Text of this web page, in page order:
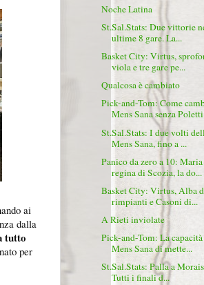
ai
dalla
tutto
per
Noche Latina
St.Sal.Stats: Due vittorie
ultime 8 gare. La...
Basket City: Virtus,
viola e tre gare pe...
Qualcosa è cambiato
Pick-and-Tom: Come
Mens Sana senza
St.Sal.Stats: I due volti
Mens Sana, fino a ...
Panico da zero a 10: Maria
regina di Scozia, la do...
Basket City: Virtus, Alba
rimpianti e Casoni di...
A Rieti inviolate
Pick-and-Tom: La
Mens Sana di mette...
St.Sal.Stats: Palla a
Tutti i finali d...